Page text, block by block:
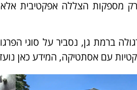
מספקות הצללה אפקטיבית אלא
ברמת גן, נסביר על סוגי
עם אסתטיקה, המידע כאן